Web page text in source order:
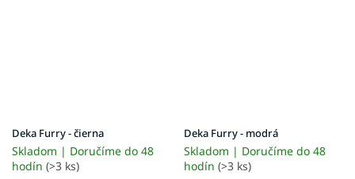
Deka Furry - čierna
Skladom | Doručíme do 48
hodín (>3 ks)
Deka Furry - modrá
Skladom | Doručíme do 48
hodín (>3 ks)